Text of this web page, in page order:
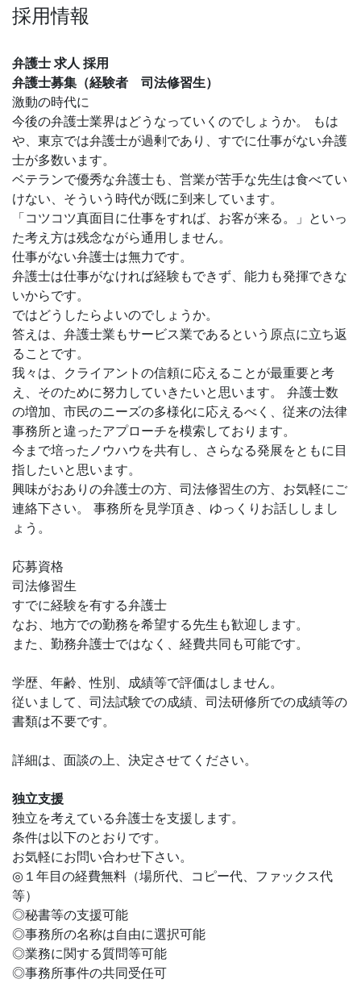
採用情報
弁護士 求人 採用
弁護士募集（経験者 司法修習生）
激動の時代に
今後の弁護士業界はどうなっていくのでしょうか。 もは
や、東京では弁護士が過剰であり、すでに仕事がない弁護
士が多数います。
ベテランで優秀な弁護士も、営業が苦手な先生は食べてい
けない、そういう時代が既に到来しています。
「コツコツ真面目に仕事をすれば、お客が来る。」といっ
た考え方は残念ながら通用しません。
仕事がない弁護士は無力です。
弁護士は仕事がなければ経験もできず、能力も発揮できな
いからです。
ではどうしたらよいのでしょうか。
答えは、弁護士業もサービス業であるという原点に立ち返
ることです。
我々は、クライアントの信頼に応えることが最重要と考
え、そのために努力していきたいと思います。 弁護士数
の増加、市民のニーズの多様化に応えるべく、従来の法律
事務所と違ったアプローチを模索しております。
今まで培ったノウハウを共有し、さらなる発展をともに目
指したいと思います。
興味がおありの弁護士の方、司法修習生の方、お気軽にご
連絡下さい。 事務所を見学頂き、ゆっくりお話ししまし
ょう。
応募資格
司法修習生
すでに経験を有する弁護士
なお、地方での勤務を希望する先生も歓迎します。
また、勤務弁護士ではなく、経費共同も可能です。
学歴、年齢、性別、成績等で評価はしません。
従いまして、司法試験での成績、司法研修所での成績等の
書類は不要です。
詳細は、面談の上、決定させてください。
独立支援
独立を考えている弁護士を支援します。
条件は以下のとおりです。
お気軽にお問い合わせ下さい。
◎１年目の経費無料（場所代、コピー代、ファックス代
等）
◎秘書等の支援可能
◎事務所の名称は自由に選択可能
◎業務に関する質問等可能
◎事務所事件の共同受任可